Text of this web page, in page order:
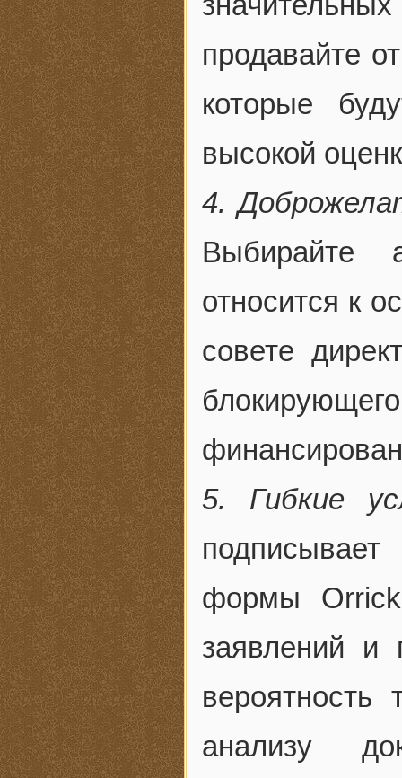
продавайте
которые
высокой
4.
Выбирайте
относится к
совете
5. Гибкие
формы
заявлений и
вероятность
анализу